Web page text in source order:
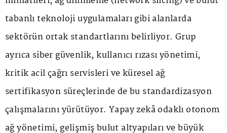
tabanlı teknoloji uygulamaları gibi alanlarda
sektörün ortak standartlarını belirliyor. Grup
ayrıca siber güvenlik, kullanıcı rızası yönetimi,
kritik acil çağrı servisleri ve küresel ağ
sertifikasyon süreçlerinde de bu standardizasyon
çalışmalarını yürütüyor. Yapay zekâ odaklı otonom
ağ yönetimi, gelişmiş bulut altyapıları ve büyük